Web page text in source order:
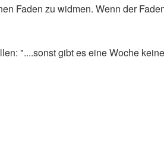
Faden zu widmen. Wenn der
"....sonst gibt es eine Woche